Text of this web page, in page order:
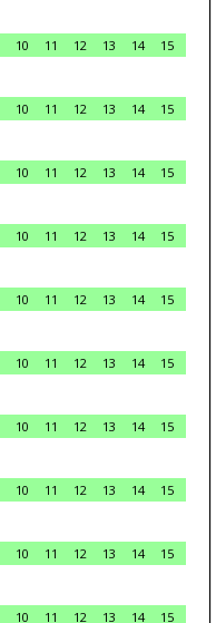
10 11 12 13 14
15
10 11 12 13 14
15
10 11 12 13 14
15
10 11 12 13 14
15
10 11 12 13 14
15
10 11 12 13 14
15
10 11 12 13 14
15
10 11 12 13 14
15
10 11 12 13 14
15
10 11 12 13 14
15